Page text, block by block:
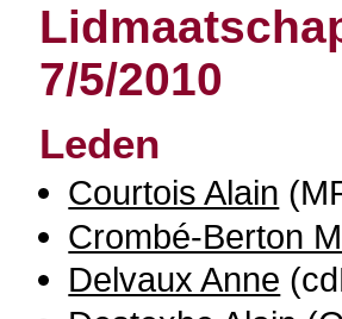
7/5/2010
Leden
Courtois Alain
Crombé-Berton
Delvaux Anne